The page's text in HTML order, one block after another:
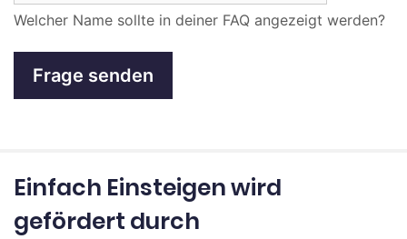
Welcher Name sollte in deiner FAQ angezeigt werden?
Einfach Einsteigen wird
gefördert durch